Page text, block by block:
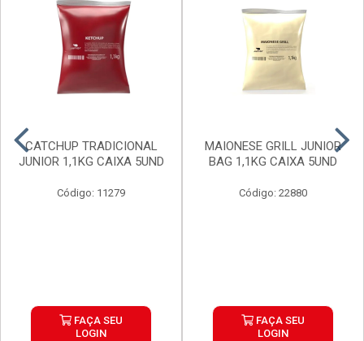
CATCHUP TRADICIONAL
JUNIOR 1,1KG CAIXA 5UND
Código: 11279
FAÇA SEU
LOGIN
MAIONESE GRILL JUNIOR
BAG 1,1KG CAIXA 5UND
Código: 22880
FAÇA SEU
LOGIN